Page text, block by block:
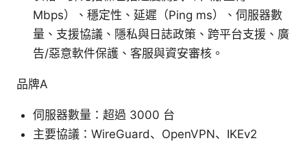
Mbps）、穩定性、延遲（Ping ms）、伺服器數
量、支援協議、隱私與日誌政策、跨平台支援、廣
告/惡意軟件保護、客服與資安審核。
品牌A
伺服器數量：超過 3000 台
主要協議：WireGuard、OpenVPN、IKEv2